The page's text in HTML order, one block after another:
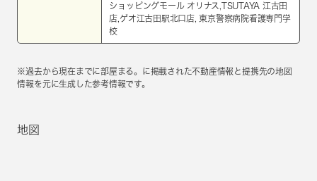
ショッピングモール オリナス,TSUTAYA 江古田
店,ゲオ江古田駅北口店, 東京警察病院看護専門学
校
※過去から現在までに部屋まる。に掲載された不動産情報と提携先の地図
情報を元に生成した参考情報です。
地図